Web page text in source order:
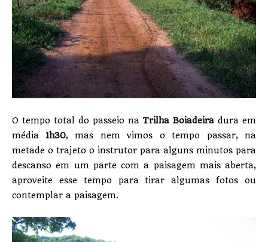
O tempo total do passeio na Trilha Boiadeira dura em
média 1h30, mas nem vimos o tempo passar, na
metade o trajeto o instrutor para alguns minutos para
descanso em um parte com a paisagem mais aberta,
aproveite esse tempo para tirar algumas fotos ou
contemplar a paisagem.